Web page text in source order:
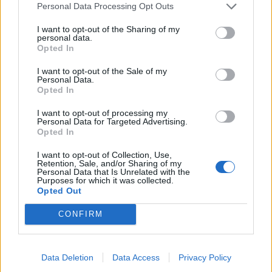
Personal Data Processing Opt Outs
I want to opt-out of the Sharing of my
personal data.
Opted In
I want to opt-out of the Sale of my
Personal Data.
Opted In
I want to opt-out of processing my
Personal Data for Targeted Advertising.
Opted In
I want to opt-out of Collection, Use,
Retention, Sale, and/or Sharing of my
Personal Data that Is Unrelated with the
Purposes for which it was collected.
Opted Out
CONFIRM
Data Deletion Data Access Privacy Policy
SHOWBIZ
Η Βάλια Χατζηθεοδώρου μαγνητίζει
πόζες στο νησί των ανέμων
SHOWBIZ
ανάρτηση για τα γενέθλια του
αδελφού του και ο δυνατός τους
δεσμός
Άννα Βίσση: Άκουσε Τσιτσάνη από
Σέρρες: «Δεν ήταν μόνο η ταχύτητα» – Η ανάλυση
πραγματογνώμονα για το σφοδρό δυστύχημα